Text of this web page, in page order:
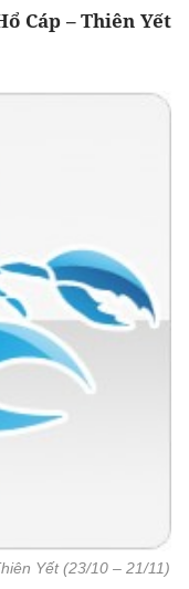
Cáp – Thiên Yết
Yết (23/10 – 21/11)